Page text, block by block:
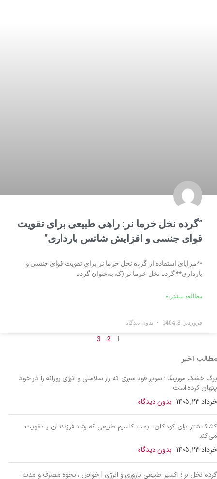
“گرده نخل خرما نر: راهی طبیعی برای تقویت
قوای جنسی و افزایش شانس بارداری”
**مزایای استفاده از گرده نخل خرما نر برای تقویت قوای جنسی و
بارداری** گرده نخل خرما نر (که به‌عنوان گرده
مطالعه بیشتر »
فروردین 8, 1404 بدون دیدگاه
1
2
3
مطالب اخیر
برگ خشک مورینگا ؛ سوپر فود سبزی که راز سلامتی و انرژی روزانه را در خود
پنهان کرده است
خرداد 23, 1405 بدون دیدگاه
کشک شتر برای کودکان ؛ بمب کلسیم طبیعی که رشد فرزندتان را تقویت
می‌کند
خرداد 23, 1405 بدون دیدگاه
گرده نخل نر ؛ اکسیر طبیعی باروری و انرژی | خواص ، نحوه مصرف و مدت